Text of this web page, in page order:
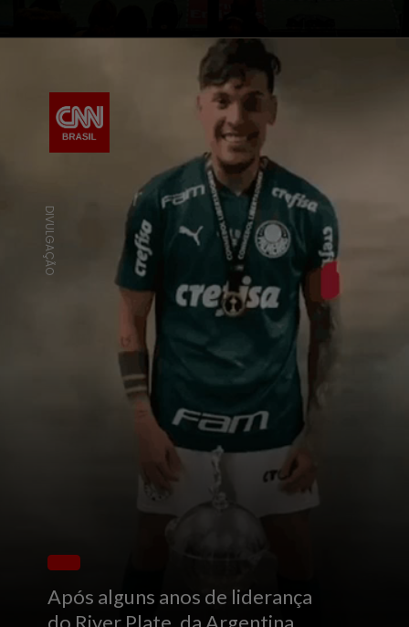
Após alguns anos de liderança
do River Plate, da Argentina,
DIVULGAÇÃO